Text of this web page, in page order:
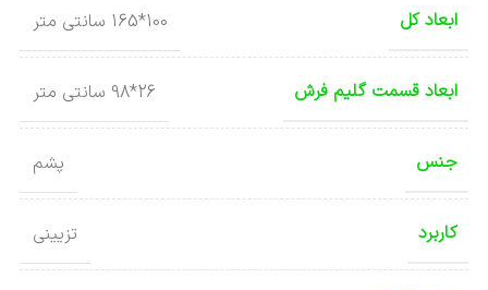
ابعاد کل 100*165 سانتی متر
ابعاد قسمت گلیم فرش 26*98 سانتی متر
جنس پشم
کاربرد تزیینی